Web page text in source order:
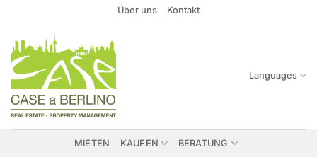
springen
Über uns Kontakt
Languages
MIETEN KAUFEN BERATUNG